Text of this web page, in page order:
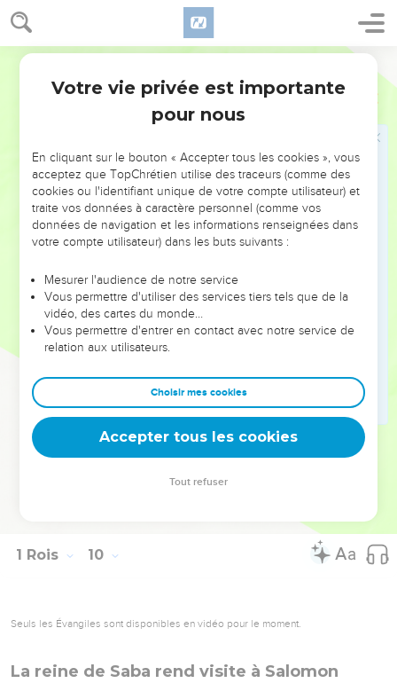
1 Rois 9
-leurs fils qui étaient restés après eux dans le pays et que
les fils d'Israël n'avaient pu détruire, Salomon les assujettit
aux levées pour servir, jusqu'à ce jour.
Mais des fils d'Israël, Salomon n'en fit pas des esclaves ;
car ils étaient hommes de guerre, et ses serviteurs, et ses
chefs, et ses capitaines, et chefs de ses chars et de sa
C'est ici le nombre des chefs des intendants qui étaient
établis sur l'ouvrage de Salomon : cinq cent cinquante, qui
avaient autorité sur le peuple qui faisait l'ouvrage.
Mais la fille de Pharaon monta de la ville de David dans sa
Et Salomon offrait trois fois par an des holocaustes et des
sacrifices de prospérités sur l'autel qu'il avait bâti pour
l'Éternel, et il faisait fumer l'encens sur celui qui était devant
l'Éternel. Et il acheva la maison.
Et le roi Salomon fit une flotte, à Etsion-Guéber, qui est
près d'Éloth, sur le bord de la mer Rouge, dans le pays
d'Édom.
Et Hiram envoya sur la flotte ses serviteurs, des matelots
1 Rois 10
Seuls les Évangiles sont disponibles en vidéo pour le moment.
La reine de Saba rend visite à Salomon
Votre vie privée est importante
pour nous
En cliquant sur le bouton « Accepter tous les cookies », vous
acceptez que TopChrétien utilise des traceurs (comme des
cookies ou l'identifiant unique de votre compte utilisateur) et
traite vos données à caractère personnel (comme vos
données de navigation et les informations renseignées dans
votre compte utilisateur) dans les buts suivants :
Mesurer l'audience de notre service
Vous permettre d'utiliser des services tiers tels que de la
vidéo, des cartes du monde…
Vous permettre d'entrer en contact avec notre service de
relation aux utilisateurs.
Choisir mes cookies
Accepter tous les cookies
Tout refuser